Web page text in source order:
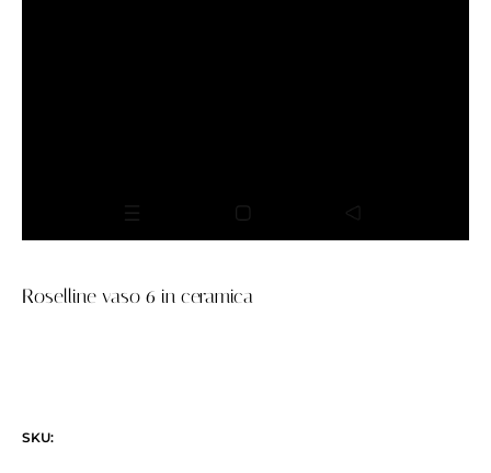
Roselline vaso 6 in ceramica
SKU: